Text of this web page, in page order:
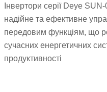
Інвертори серії Deye
надійне та ефективне
передовим функціям, що
сучасних енергетичних
продуктивності